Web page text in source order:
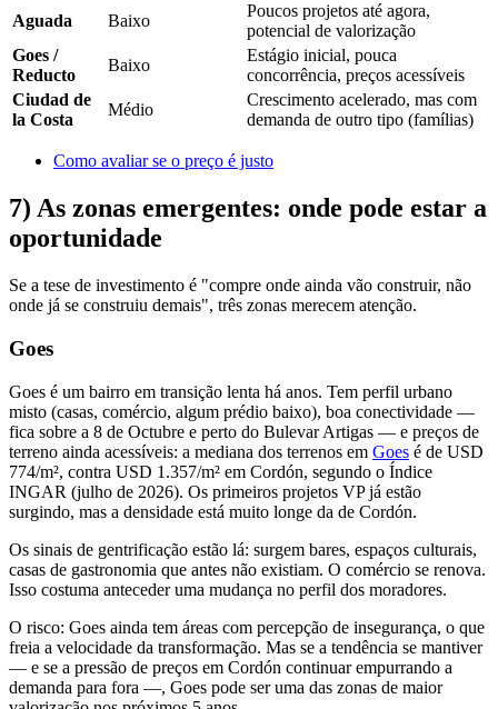
Aguada
Baixo
Poucos projetos até agora,
potencial de valorização
Goes /
Reducto
Baixo
Estágio inicial, pouca
concorrência, preços acessíveis
Ciudad de
la Costa
Médio
Crescimento acelerado, mas com
demanda de outro tipo (famílias)
Como avaliar se o preço é justo
7) As zonas emergentes: onde pode estar a
oportunidade
Se a tese de investimento é "compre onde ainda vão construir, não
onde já se construiu demais", três zonas merecem atenção.
Goes
Goes é um bairro em transição lenta há anos. Tem perfil urbano
misto (casas, comércio, algum prédio baixo), boa conectividade —
fica sobre a 8 de Octubre e perto do Bulevar Artigas — e preços de
terreno ainda acessíveis: a mediana dos terrenos em Goes é de USD
774/m², contra USD 1.357/m² em Cordón, segundo o Índice
INGAR (julho de 2026). Os primeiros projetos VP já estão
surgindo, mas a densidade está muito longe da de Cordón.
Os sinais de gentrificação estão lá: surgem bares, espaços culturais,
casas de gastronomia que antes não existiam. O comércio se renova.
Isso costuma anteceder uma mudança no perfil dos moradores.
O risco: Goes ainda tem áreas com percepção de insegurança, o que
freia a velocidade da transformação. Mas se a tendência se mantiver
— e se a pressão de preços em Cordón continuar empurrando a
demanda para fora —, Goes pode ser uma das zonas de maior